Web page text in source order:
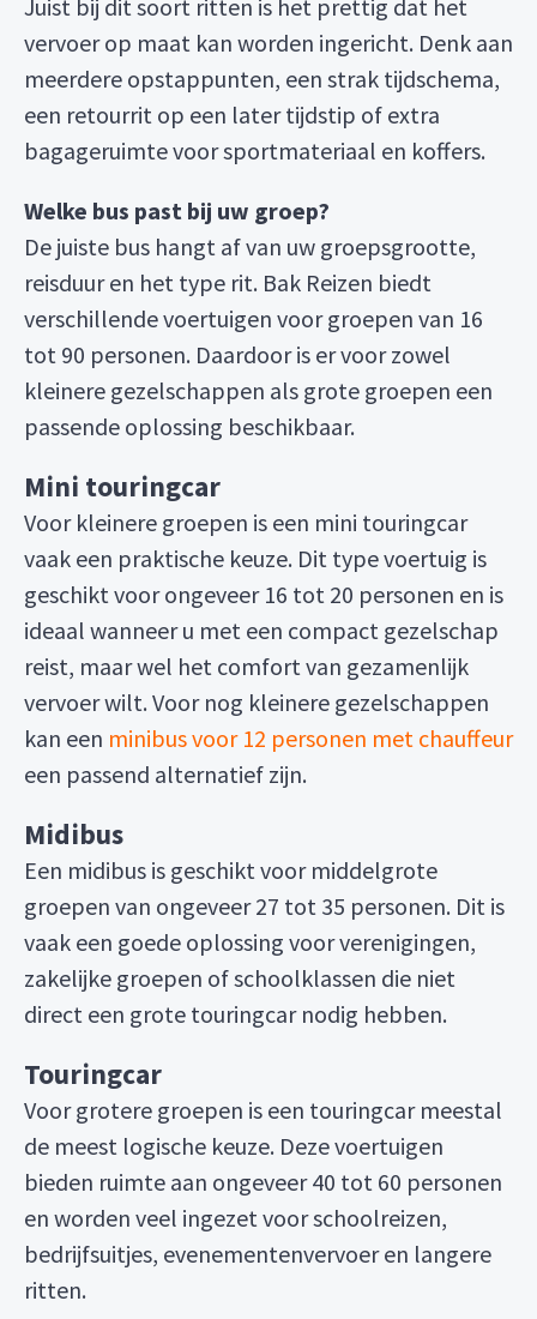
Juist bij dit soort ritten is het prettig dat het
vervoer op maat kan worden ingericht. Denk aan
meerdere opstappunten, een strak tijdschema,
een retourrit op een later tijdstip of extra
bagageruimte voor sportmateriaal en koffers.
Welke bus past bij uw groep?
De juiste bus hangt af van uw groepsgrootte,
reisduur en het type rit. Bak Reizen biedt
verschillende voertuigen voor groepen van 16
tot 90 personen. Daardoor is er voor zowel
kleinere gezelschappen als grote groepen een
passende oplossing beschikbaar.
Mini touringcar
Voor kleinere groepen is een mini touringcar
vaak een praktische keuze. Dit type voertuig is
geschikt voor ongeveer 16 tot 20 personen en is
ideaal wanneer u met een compact gezelschap
reist, maar wel het comfort van gezamenlijk
vervoer wilt. Voor nog kleinere gezelschappen
kan een minibus voor 12 personen met chauffeur
een passend alternatief zijn.
Midibus
Een midibus is geschikt voor middelgrote
groepen van ongeveer 27 tot 35 personen. Dit is
vaak een goede oplossing voor verenigingen,
zakelijke groepen of schoolklassen die niet
direct een grote touringcar nodig hebben.
Touringcar
Voor grotere groepen is een touringcar meestal
de meest logische keuze. Deze voertuigen
bieden ruimte aan ongeveer 40 tot 60 personen
en worden veel ingezet voor schoolreizen,
bedrijfsuitjes, evenementenvervoer en langere
ritten.